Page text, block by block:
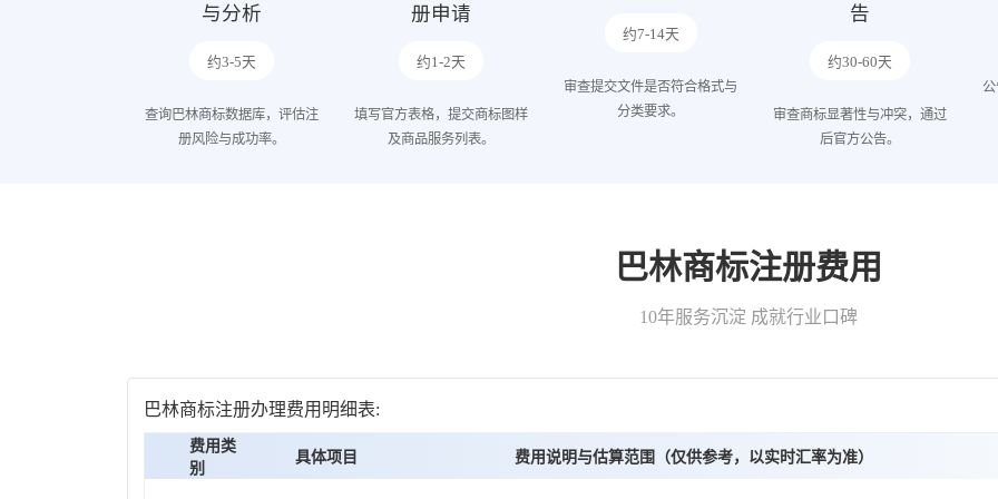
与分析
约3-5天
查询巴林商标数据库，评估注
册风险与成功率。
册申请
约1-2天
填写官方表格，提交商标图样
及商品服务列表。
约7-14天
审查提交文件是否符合格式与
分类要求。
告
约30-60天
审查商标显著性与冲突，通过
后官方公告。
巴林商标注册费用
10年服务沉淀 成就行业口碑
巴林商标注册办理费用明细表:
费用类
别
具体项目 费用说明与估算范围（仅供参考，以实时汇率为准）